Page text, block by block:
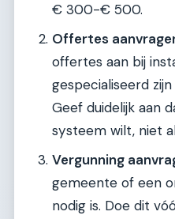
€ 300-€ 500.
Offertes
offertes aan bij
gespecialiseerd
Geef duidelijk aan
systeem wilt, niet
Vergunning
gemeente of een
nodig is. Doe dit